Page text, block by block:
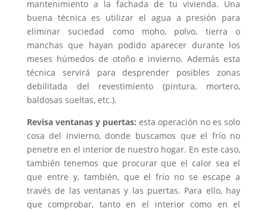
mantenimiento a la fachada de tu vivienda. Una
buena técnica es utilizar el agua a presión para
eliminar suciedad como moho, polvo, tierra o
manchas que hayan podido aparecer durante los
meses húmedos de otoño e invierno. Además esta
técnica servirá para desprender posibles zonas
debilitada del revestimiento (pintura, mortero,
baldosas sueltas, etc.).
Revisa ventanas y puertas: esta operación no es solo
cosa del invierno, donde buscamos que el frío no
penetre en el interior de nuestro hogar. En este caso,
también tenemos que procurar que el calor sea el
que entre y, también, que el frío no se escape a
través de las ventanas y las puertas. Para ello, hay
que comprobar, tanto en el interior como en el